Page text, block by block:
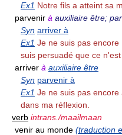
Ex1 Notre fils a atteint sa
parvenir à auxiliaire être;
Syn arriver à
Ex1 Je ne suis pas
suis persuadé que ce
arriver à auxiliaire être
Syn parvenir à
Ex1 Je ne suis pas
dans ma réflexion.
verb intrans./maailmaan
venir au monde (traduction